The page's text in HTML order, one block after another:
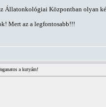
Állatonkológiai Központban olyan
Mert az a legfontosabb!!!
a kutyám!